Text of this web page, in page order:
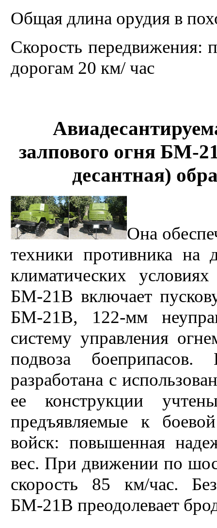
Общая длина орудия в
Скорость передвижения:
дорогам 20 км/ час
залпового огня БМ-
десантная)
Она
техники противника
климатических
БМ-21В включает
БМ-21В, 122-мм
систему управления
подвоза
разработана с
ее конструкции
предъявляемые к
войск: повышенная
вес. При движении по
скорость 85 км/час.
БМ-21В преодолевает